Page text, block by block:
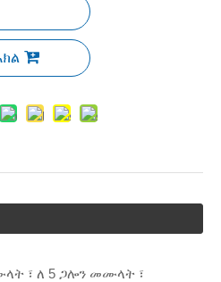
፣ ለ 5 ጋሎን መሙላት ፣